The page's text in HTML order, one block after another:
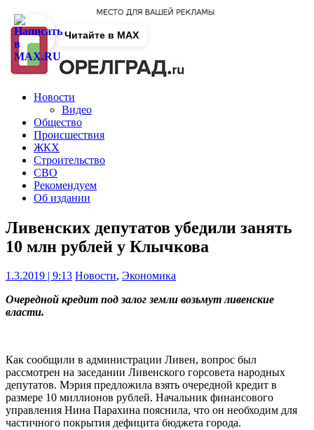
Новости
Видео
Общество
Происшествия
ЖКХ
Строительство
СВО
Рекомендуем
Об издании
Ливенских депутатов убедили занять
10 млн рублей у Клычкова
1.3.2019 | 9:13 Новости, Экономика
Очередной кредит под залог земли возьмут ливенские
власти.
Как сообщили в администрации Ливен, вопрос был
рассмотрен на заседании Ливенского горсовета народных
депутатов. Мэрия предложила взять очередной кредит в
размере 10 миллионов рублей. Начальник финансового
управления Нина Парахина пояснила, что он необходим для
частичного покрытия дефицита бюджета города.
Читайте в MAX